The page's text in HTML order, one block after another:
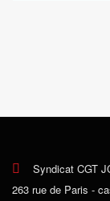
Syndicat CGT
263 rue de Paris -